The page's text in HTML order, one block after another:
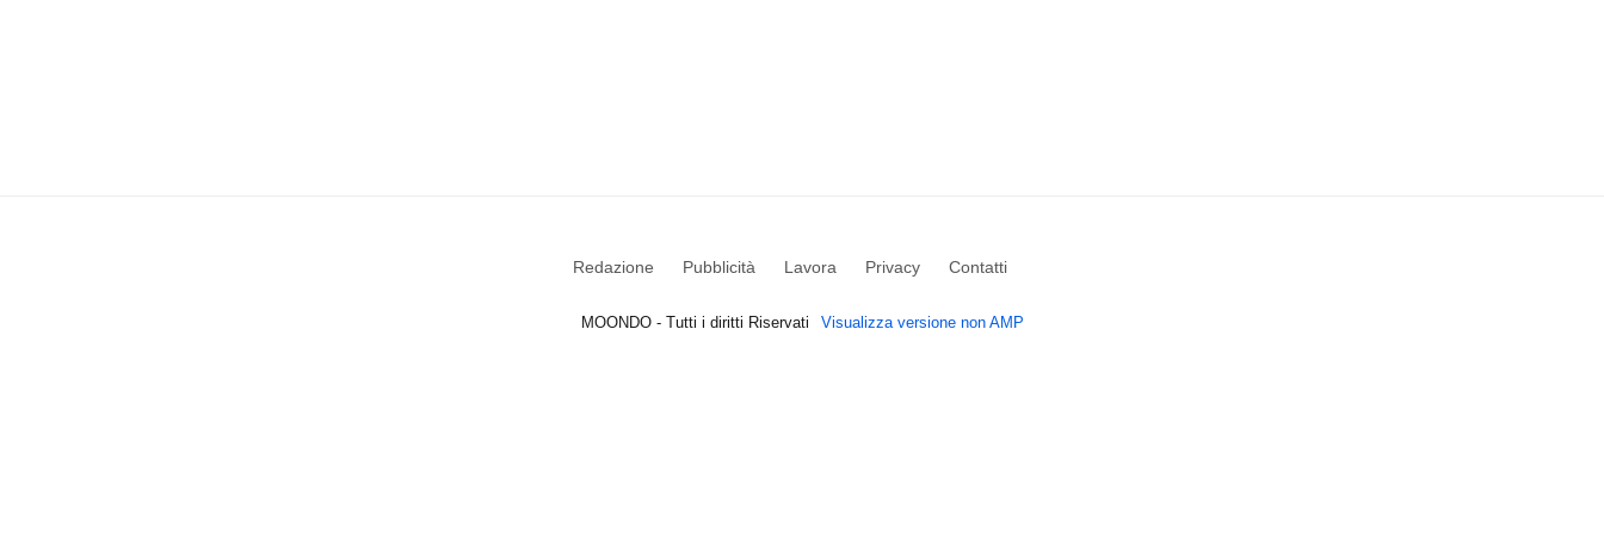
Redazione Pubblicità Lavora Privacy Contatti
MOONDO - Tutti i diritti Riservati Visualizza versione non AMP